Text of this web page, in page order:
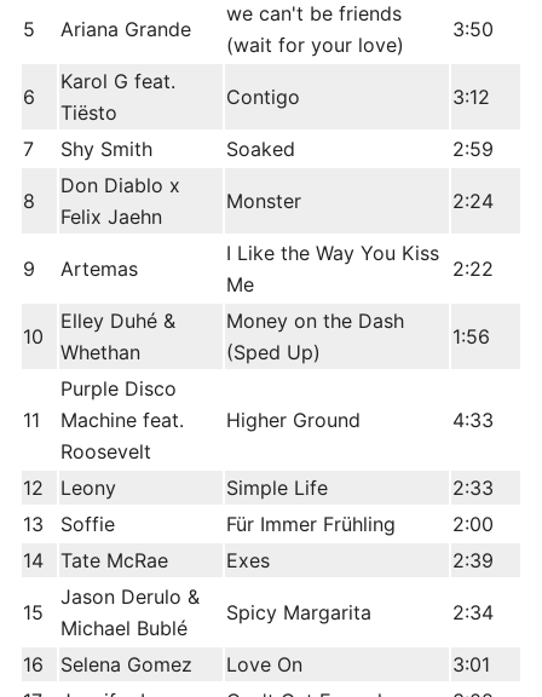
5 Ariana Grande
we can't be friends
(wait for your love)
3:50
6
Karol G feat.
Tiësto
Contigo 3:12
7 Shy Smith Soaked 2:59
8
Don Diablo x
Felix Jaehn
Monster 2:24
9 Artemas
I Like the Way You Kiss
Me
2:22
10
Elley Duhé &
Whethan
Money on the Dash
(Sped Up)
1:56
11
Purple Disco
Machine feat.
Roosevelt
Higher Ground 4:33
12 Leony Simple Life
2:33
13
Soffie Für Immer Frühling
2:00
14
Tate McRae Exes 2:39
15
Jason Derulo &
Michael Bublé
Spicy Margarita 2:34
16 Selena Gomez Love On
3:01